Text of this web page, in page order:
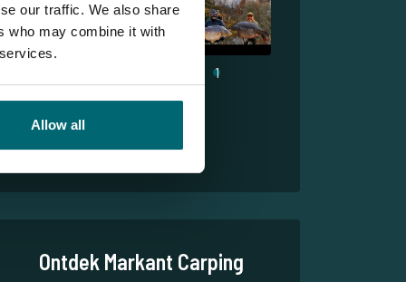
our traffic. We also share
who may combine it with
Allow all
1
Ontdek Markant Carping